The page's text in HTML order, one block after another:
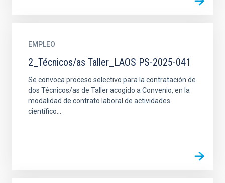
EMPLEO
2_Técnicos/as Taller_LAOS PS-2025-041
Se convoca proceso selectivo para la contratación de
dos Técnicos/as de Taller acogido a Convenio, en la
modalidad de contrato laboral de actividades
científico...